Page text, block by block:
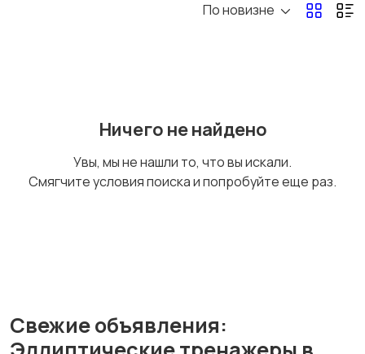
Гантели Виброплатформы
По новизне
Ничего не найдено
Увы, мы не нашли то, что вы искали.
Смягчите условия поиска и попробуйте еще раз.
Свежие объявления: